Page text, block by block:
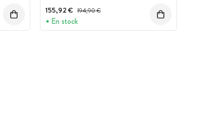
155,92 € Prix avant réduction :
194,90 €
En stock